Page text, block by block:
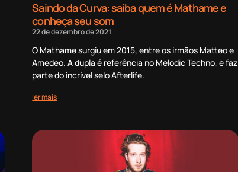
Saindo da Curva: saiba quem é Mathame e
conheça seu som
22 de dezembro de 2021
O Mathame surgiu em 2015, entre os irmãos Matteo e
Amedeo. A dupla é referência no Melodic Techno, e faz
parte do incrível selo Afterlife.
ler mais